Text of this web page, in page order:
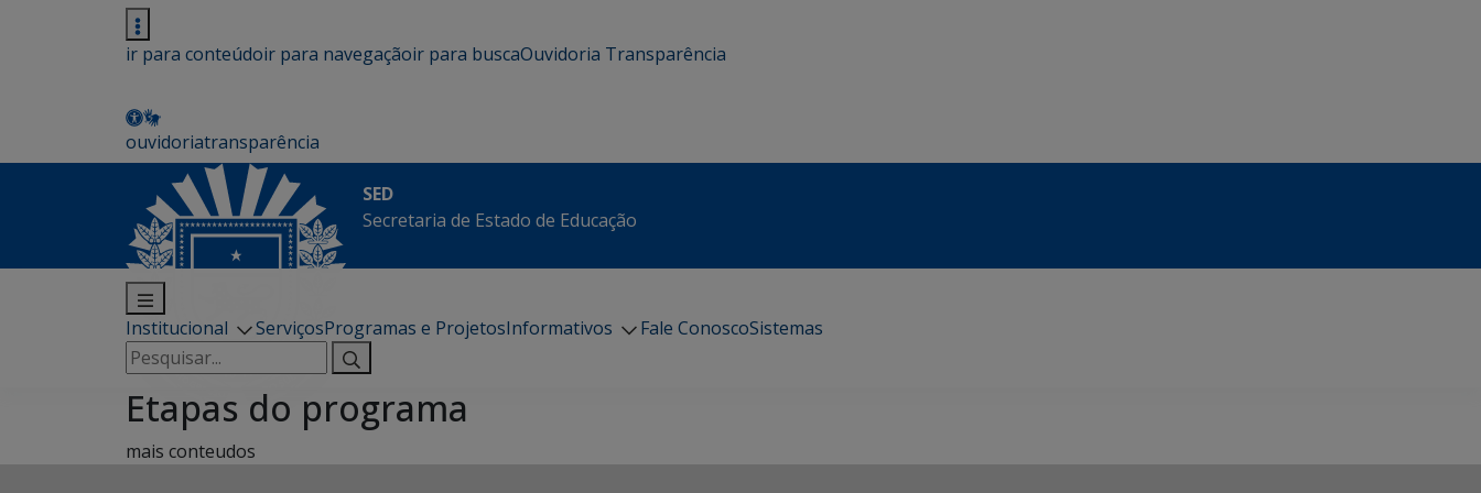
ir para conteúdoir para navegaçãoir para buscaOuvidoria Transparência
ouvidoriatransparência
SED
Secretaria de Estado de Educação
Institucional ServiçosProgramas e ProjetosInformativos Fale ConoscoSistemas
Pesquisar
por:
Etapas do programa
mais conteudos